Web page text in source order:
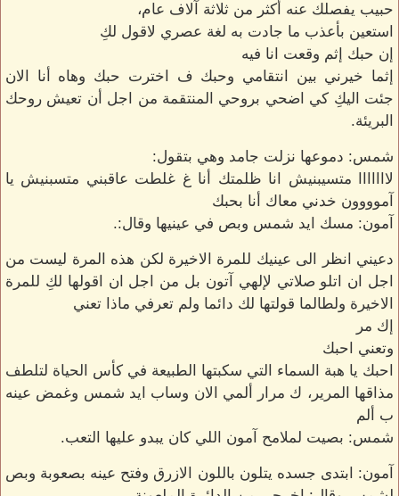
حبيب يفصلك عنه أكثر من ثلاثة آلاف عام،
استعين بأعذب ما جادت به لغة عصري لاقول لكِ
إن حبك إثم وقعت انا فيه
إثما خيرني بين انتقامي وحبك ف اخترت حبك وهاه أنا الان
جئت اليكِ كي اضحي بروحي المنتقمة من اجل أن تعيش روحك
البريئة.
شمس: دموعها نزلت جامد وهي بتقول:
لااااااا متسيبنيش انا ظلمتك أنا غ غلطت عاقبني متسبنيش يا
آموووون خدني معاك أنا بحبك
آمون: مسك ايد شمس وبص في عينيها وقال:.
دعيني انظر الى عينيك للمرة الاخيرة لكن هذه المرة ليست من
اجل ان اتلو صلاتي لإلهي آتون بل من اجل ان اقولها لكِ للمرة
الاخيرة ولطالما قولتها لك دائما ولم تعرفي ماذا تعني
إك مر
وتعني احبك
احبك يا هبة السماء التي سكبتها الطبيعة في كأس الحياة لتلطف
مذاقها المرير، ك مرار ألمي الان وساب ايد شمس وغمض عينه
ب ألم
شمس: بصيت لملامح آمون اللي كان يبدو عليها التعب.
آمون: ابتدى جسده يتلون باللون الازرق وفتح عينه بصعوبة وبص